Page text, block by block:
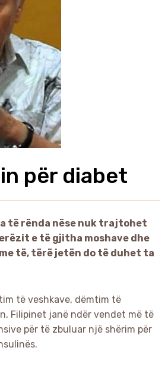
për diabet
të rënda nëse nuk trajtohet
e të gjitha moshave dhe
të, tërë jetën do të duhet ta
të veshkave, dëmtim të
Filipinet janë ndër vendet më të
për të zbuluar një shërim për